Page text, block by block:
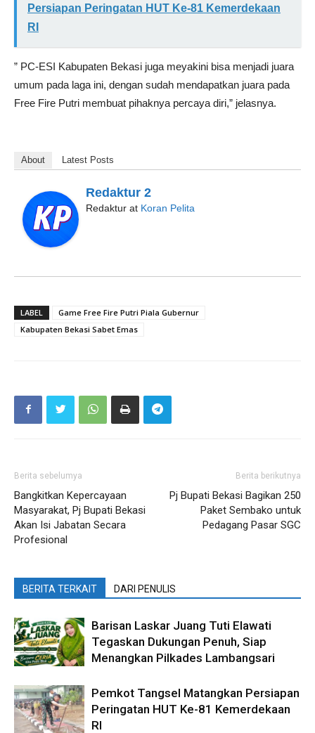
Persiapan Peringatan HUT Ke-81 Kemerdekaan
RI
” PC-ESI Kabupaten Bekasi juga meyakini bisa menjadi juara
umum pada laga ini, dengan sudah mendapatkan juara pada
Free Fire Putri membuat pihaknya percaya diri,” jelasnya.
About Latest Posts
Redaktur 2
Redaktur at Koran Pelita
LABEL
Game Free Fire Putri Piala Gubernur
Kabupaten Bekasi Sabet Emas
Berita sebelumya
Bangkitkan Kepercayaan
Masyarakat, Pj Bupati Bekasi
Akan Isi Jabatan Secara
Profesional
Berita berikutnya
Pj Bupati Bekasi Bagikan 250
Paket Sembako untuk
Pedagang Pasar SGC
BERITA TERKAIT DARI PENULIS
Barisan Laskar Juang Tuti Elawati
Tegaskan Dukungan Penuh, Siap
Menangkan Pilkades Lambangsari
Pemkot Tangsel Matangkan Persiapan
Peringatan HUT Ke-81 Kemerdekaan
RI